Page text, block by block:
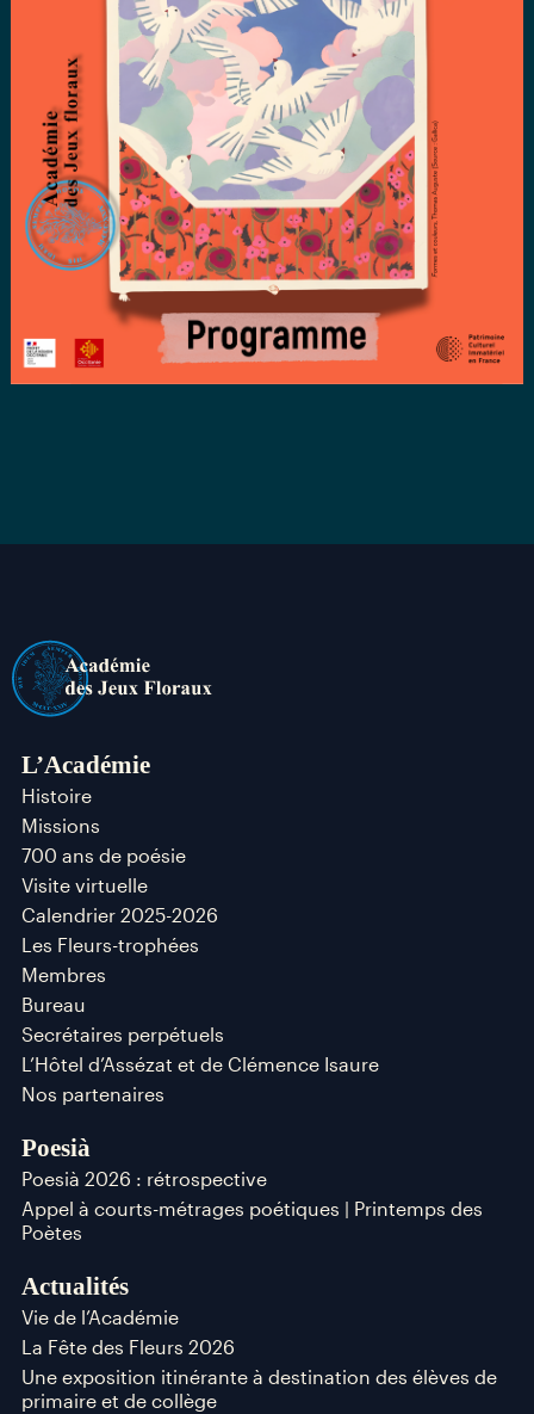
L’Académie
Histoire
Missions
700 ans de poésie
Visite virtuelle
Calendrier 2025-2026
Les Fleurs-trophées
Membres
Bureau
Secrétaires perpétuels
L’Hôtel d’Assézat et de Clémence Isaure
Nos partenaires
Poesià
Poesià 2026 : rétrospective
Appel à courts-métrages poétiques | Printemps des
Poètes
Actualités
Vie de l’Académie
La Fête des Fleurs 2026
Une exposition itinérante à destination des élèves de
primaire et de collège